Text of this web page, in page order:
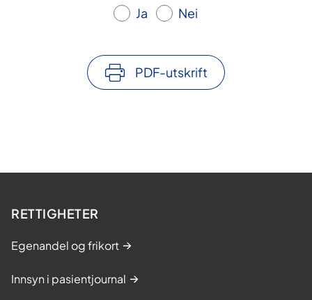
Ja Nei
PDF-utskrift
RETTIGHETER
Egenandel og frikort
Innsyn i pasientjournal